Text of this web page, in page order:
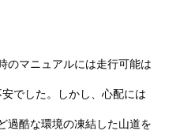
のマニュアルには走行可能は
でした。しかし、心配には
過酷な環境の凍結した山道を